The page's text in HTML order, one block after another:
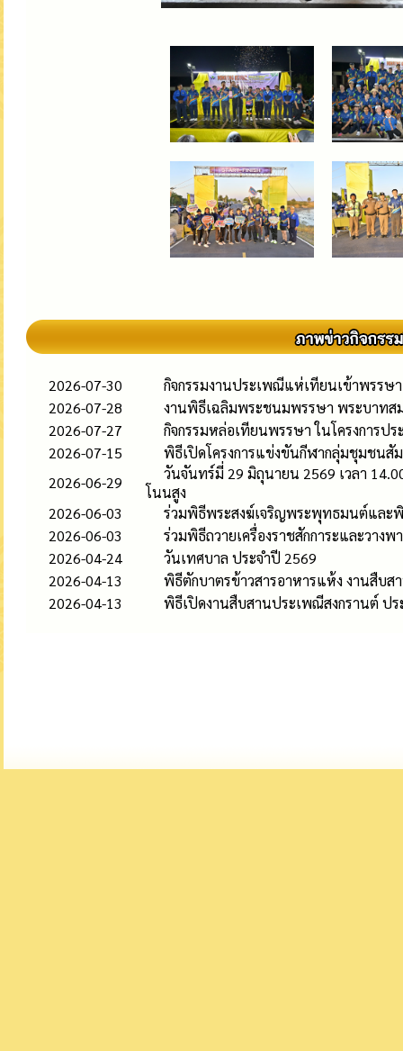
2026-07-30
กิจกรรมงานประเพณีแห่เทียนเข้าพรรษ
2026-07-28
งานพิธีเฉลิมพระชนมพรรษา พระบาทส
2026-07-27
กิจกรรมหล่อเทียนพรรษา ในโครงการ
2026-07-15
พิธีเปิดโครงการแข่งขันกีฬากลุ่มชุมชนสั
2026-06-29
วันจันทร์มี่ 29 มิถุนายน 2569 เวลา
โนนสูง
2026-06-03
ร่วมพิธีพระสงฆ์เจริญพระพุทธมนต์และ
2026-06-03
ร่วมพิธีถวายเครื่องราชสักการะและวา
2026-04-24
วันเทศบาล ประจำปี 2569
2026-04-13
พิธีตักบาตรข้าวสารอาหารแห้ง งานสืบ
2026-04-13
พิธีเปิดงานสืบสานประเพณีสงกรานต์ ป